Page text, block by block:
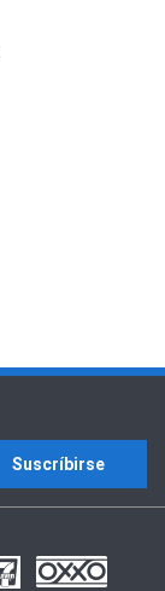
Suscríbirse